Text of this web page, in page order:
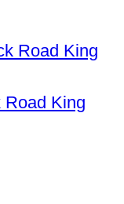
Road King